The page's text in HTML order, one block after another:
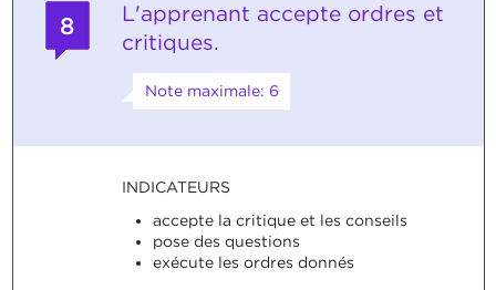
8
L'apprenant accepte ordres et
critiques.
Note maximale: 6
INDICATEURS
accepte la critique et les conseils
pose des questions
exécute les ordres donnés